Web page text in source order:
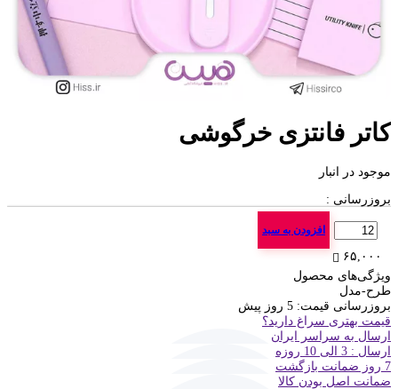
کاتر فانتزی خرگوشی
موجود در انبار
بروزرسانی :
تعداد افزودن به سبد
۶۵,۰۰۰
ویژگی‌های محصول
طرح-مدل
بروزرسانی قیمت: 5 روز پیش
قیمت بهتری سراغ دارید؟
ارسال به سراسر ایران
ارسال : 3 الی 10 روزه
7 روز ضمانت بازگشت
ضمانت اصل بودن کالا